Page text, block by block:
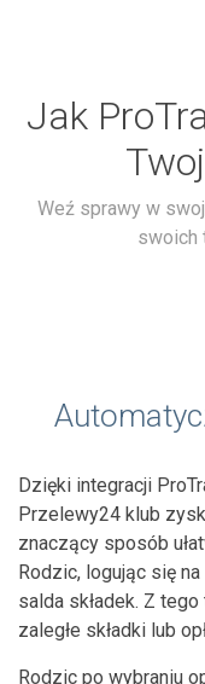
Jak
Weź sprawy w
swoich
Dzięki integracji
Przelewy24 klub
znaczący sposób
Rodzic, logując się
salda składek. Z
zaległe składki lub
Rodzic po wybraniu